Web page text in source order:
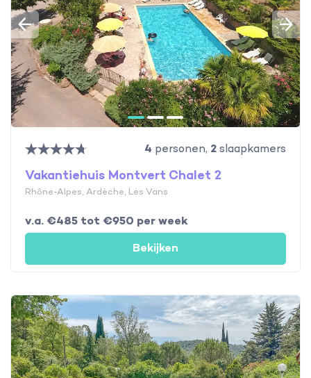
4 personen, 2slaapkamers
Vakantiehuis Montvert Chalet 2
Rhône-Alpes, Ardèche, Les Vans
v.a. €485 tot €950 per week
Bekijken